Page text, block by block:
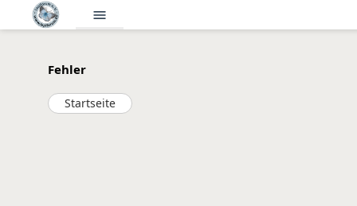
menu
Fehler
Startseite